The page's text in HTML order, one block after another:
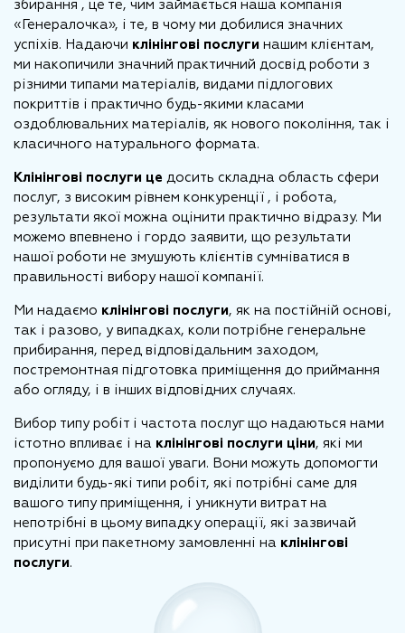
збирання , це те, чим займається наша компанія
«Генералочка», і те, в чому ми добилися значних
успіхів. Надаючи клінінгові послуги нашим клієнтам,
ми накопичили значний практичний досвід роботи з
різними типами матеріалів, видами підлогових
покриттів і практично будь-якими класами
оздоблювальних матеріалів, як нового покоління, так і
класичного натурального формата.
Клінінгові послуги це досить складна область сфери
послуг, з високим рівнем конкуренції , і робота,
результати якої можна оцінити практично відразу. Ми
можемо впевнено і гордо заявити, що результати
нашої роботи не змушують клієнтів сумніватися в
правильності вибору нашої компанії.
Ми надаємо клінінгові послуги, як на постійній основі,
так і разово, у випадках, коли потрібне генеральне
прибирання, перед відповідальним заходом,
постремонтная підготовка приміщення до приймання
або огляду, і в інших відповідних случаях.
Вибор типу робіт і частота послуг що надаються нами
істотно впливає і на клінінгові послуги ціни, які ми
пропонуємо для вашої уваги. Вони можуть допомогти
виділити будь-які типи робіт, які потрібні саме для
вашого типу приміщення, і уникнути витрат на
непотрібні в цьому випадку операції, які зазвичай
присутні при пакетному замовленні на клінінгові
послуги.